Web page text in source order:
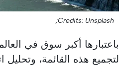
Credits: Unsplash;
باعتبارها أكبر سوق في
لتجميع هذه القائمة،